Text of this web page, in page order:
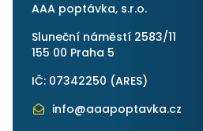
AAA poptávka, s.r.o.
Sluneční náměstí 2583/11
155 00 Praha 5
IČ: 07342250 (ARES)
info@aaapoptavka.cz